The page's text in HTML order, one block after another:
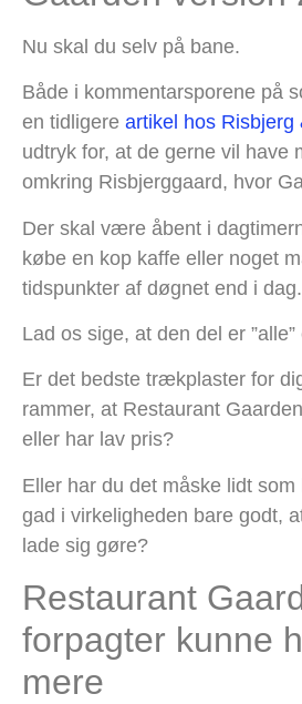
Nu skal du selv på bane.
Både i kommentarsporene på
en tidligere artikel hos Risbjerg
udtryk for, at de gerne vil have
omkring Risbjerggaard, hvor
Der skal være åbent i
købe en kop kaffe eller noget
tidspunkter af døgnet end i dag.
Lad os sige, at den del er
Er det bedste trækplaster for
rammer, at Restaurant
eller har lav pris?
Eller har du det måske lidt
gad i virkeligheden bare godt,
lade sig gøre?
Restaurant
forpagter kunne
mere